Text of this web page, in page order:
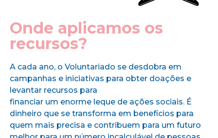
Onde aplicamos os
recursos?
A cada ano, o Voluntariado se desdobra em
campanhas e iniciativas para obter doações e
levantar recursos para
financiar um enorme leque de ações sociais. É
dinheiro que se transforma em benefícios para
quem mais precisa e contribuem para um futuro